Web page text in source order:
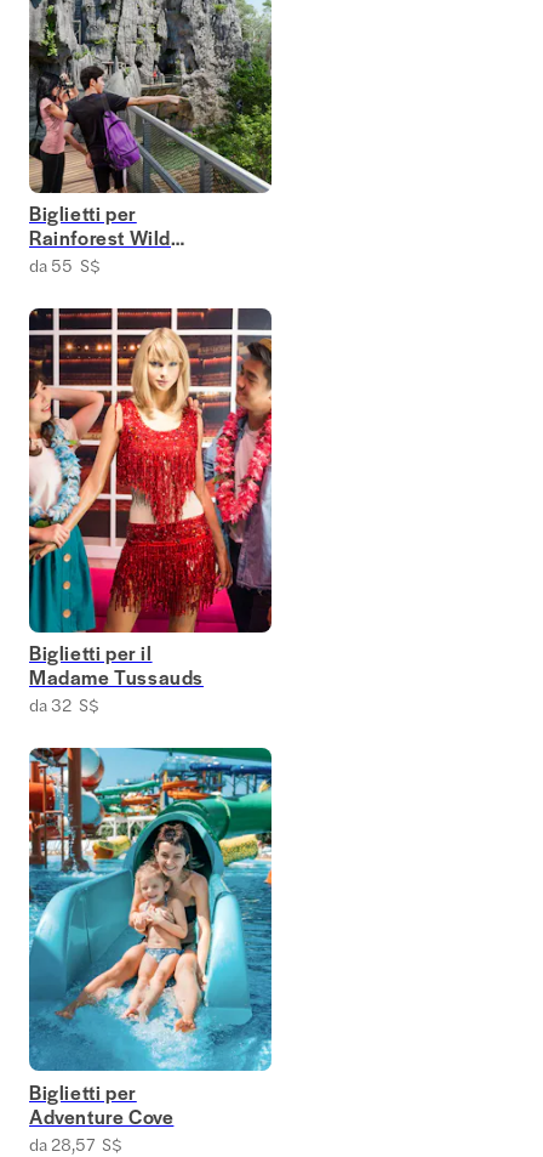
Biglietti per
Rainforest Wild
Adventure a
da 55 S$
Biglietti per il
Madame Tussauds
da 32 S$
Biglietti per
Adventure Cove
da 28,57 S$